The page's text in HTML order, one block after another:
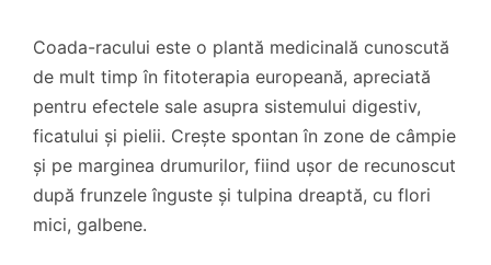
Coada-racului este o plantă medicinală cunoscută
de mult timp în fitoterapia europeană, apreciată
pentru efectele sale asupra sistemului digestiv,
ficatului și pielii. Crește spontan în zone de câmpie
și pe marginea drumurilor, fiind ușor de recunoscut
după frunzele înguste și tulpina dreaptă, cu flori
mici, galbene.